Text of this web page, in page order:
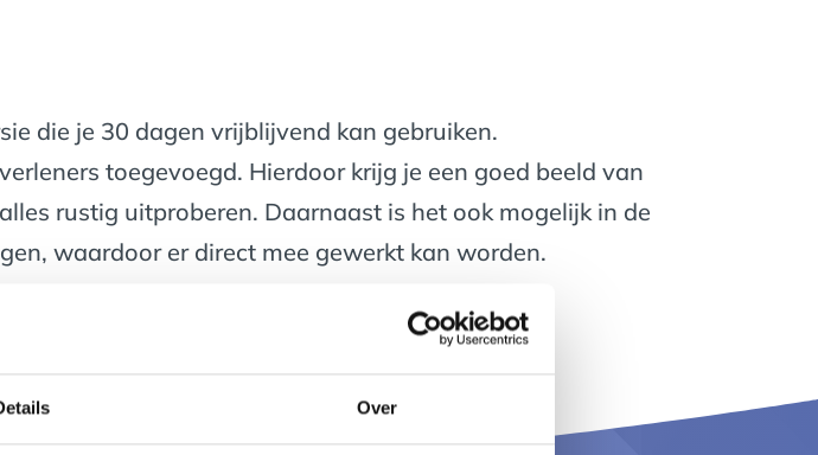
Over
die je 30 dagen vrijblijvend kan gebruiken.
toegevoegd. Hierdoor krijg je een goed beeld van
rustig uitproberen. Daarnaast is het ook mogelijk in de
waardoor er direct mee gewerkt kan worden.